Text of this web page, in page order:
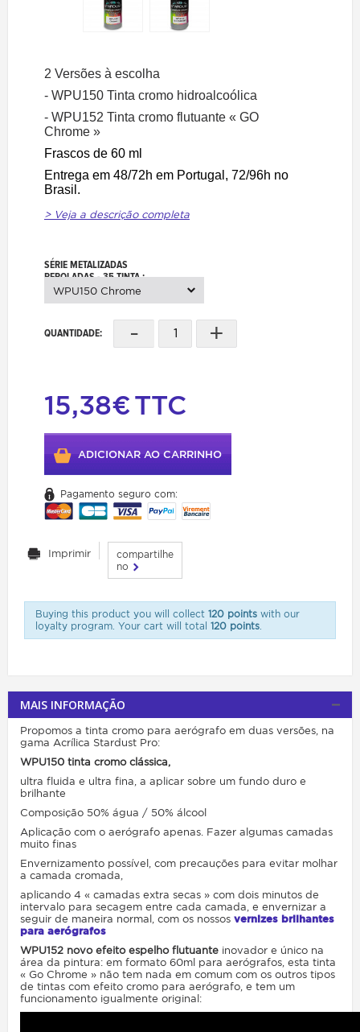
2 Versões à escolha
- WPU150 Tinta cromo hidroalcoólica
- WPU152 Tinta cromo flutuante « GO
Chrome »
Frascos de 60 ml
Entrega em 48/72h em Portugal, 72/96h no
Brasil.
> Veja a descrição completa
SÉRIE METALIZADAS
PEROLADAS - 35 TINTA :
WPU150 Chrome
QUANTIDADE: - +
15,38€TTC
ADICIONAR AO CARRINHO
Pagamento seguro com:
Imprimir
compartilhe
no
Buying this product you will collect 120 pointswith our
loyalty program. Your cart will total 120 points.
MAIS INFORMAÇÃO
Propomos a tinta cromo para aerógrafo em duas versões, na
gama Acrílica Stardust Pro:
WPU150 tinta cromo clássica,
ultra fluida e ultra fina, a aplicar sobre um fundo duro e
brilhante
Composição 50% água / 50% álcool
Aplicação com o aerógrafo apenas. Fazer algumas camadas
muito finas
Envernizamento possível, com precauções para evitar molhar
a camada cromada,
aplicando 4 « camadas extra secas » com dois minutos de
intervalo para secagem entre cada camada, e envernizar a
seguir de maneira normal, com os nossos vernizes brilhantes
para aerógrafos
WPU152 novo efeito espelho flutuante inovador e único na
área da pintura: em formato 60ml para aerógrafos, esta tinta
« Go Chrome » não tem nada em comum com os outros tipos
de tintas com efeito cromo para aerógrafo, e tem um
funcionamento igualmente original: